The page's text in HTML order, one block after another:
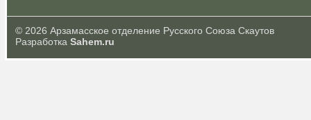
© 2026 Арзамасское отделение Русского Союза Скаутов
Разработка Sahem.ru